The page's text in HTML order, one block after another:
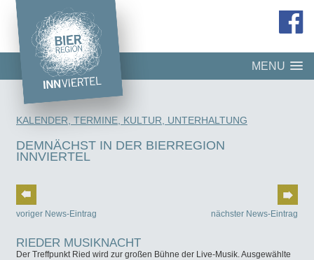
MENU
KALENDER, TERMINE, KULTUR, UNTERHALTUNG
DEMNÄCHST IN DER BIERREGION
INNVIERTEL
voriger News-Eintrag nächster News-Eintrag
RIEDER MUSIKNACHT
Der Treffpunkt Ried wird zur großen Bühne der Live-Musik. Ausgewählte